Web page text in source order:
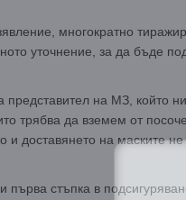
многократно
уточнение, за да бъде
представител на МЗ, който
трябва да вземем от
и доставянето на маските
първа стъпка в